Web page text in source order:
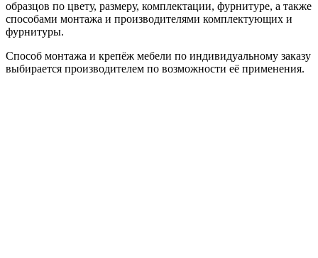
образцов по цвету, размеру, комплектации, фурнитуре, а также
способами монтажа и производителями комплектующих и
фурнитуры.
Способ монтажа и крепёж мебели по индивидуальному заказу
выбирается производителем по возможности её применения.